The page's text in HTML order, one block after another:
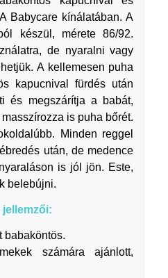
Babycare kínálatában. A
készül, mérete 86/92.
de nyaralni vagy
A kellemesen puha
kapucnival fürdés után
és megszárítja a babát,
is puha bőrét.
Minden reggel
után, de medence
is jól jön. Este,
belebújni.
babaköntös.
számára ajánlott,